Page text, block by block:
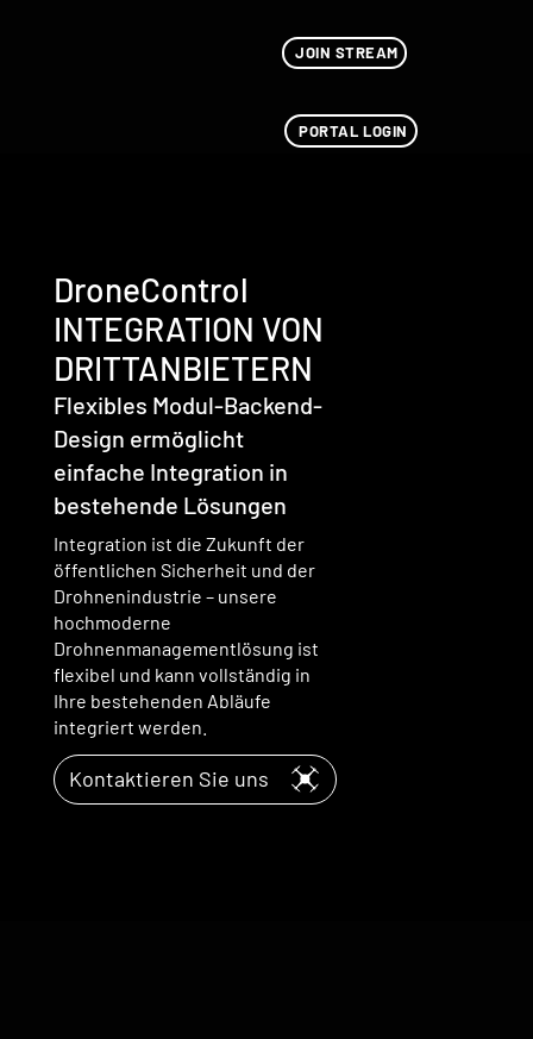
JOIN STREAM
PORTAL LOGIN
DroneControl
INTEGRATION VON
DRITTANBIETERN
Flexibles Modul-Backend-
Design ermöglicht
einfache Integration in
bestehende Lösungen
Integration ist die Zukunft der
öffentlichen Sicherheit und der
Drohnenindustrie – unsere
hochmoderne
Drohnenmanagementlösung ist
flexibel und kann vollständig in
Ihre bestehenden Abläufe
integriert werden.
Kontaktieren Sie uns